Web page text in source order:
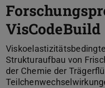
VisCodeBuild
Strukturaufbau von
der Chemie der